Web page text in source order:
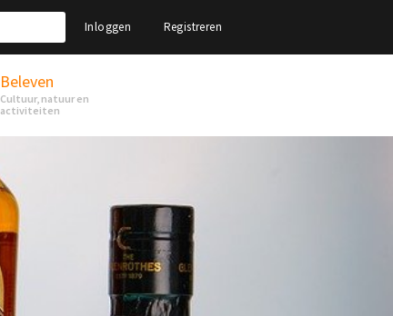
Inloggen Registreren
Beleven
Cultuur, natuur en
activiteiten